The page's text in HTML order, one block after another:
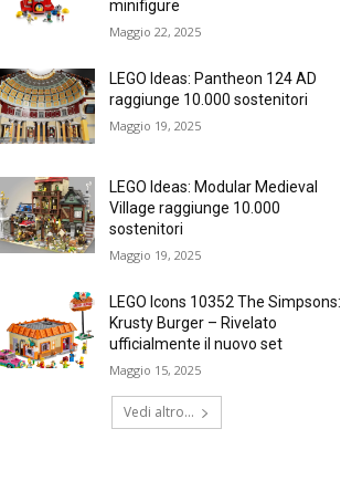
minifigure
Maggio 22, 2025
LEGO Ideas: Pantheon 124 AD
raggiunge 10.000 sostenitori
Maggio 19, 2025
LEGO Ideas: Modular Medieval
Village raggiunge 10.000
sostenitori
Maggio 19, 2025
LEGO Icons 10352 The Simpsons:
Krusty Burger – Rivelato
ufficialmente il nuovo set
Maggio 15, 2025
Vedi altro...